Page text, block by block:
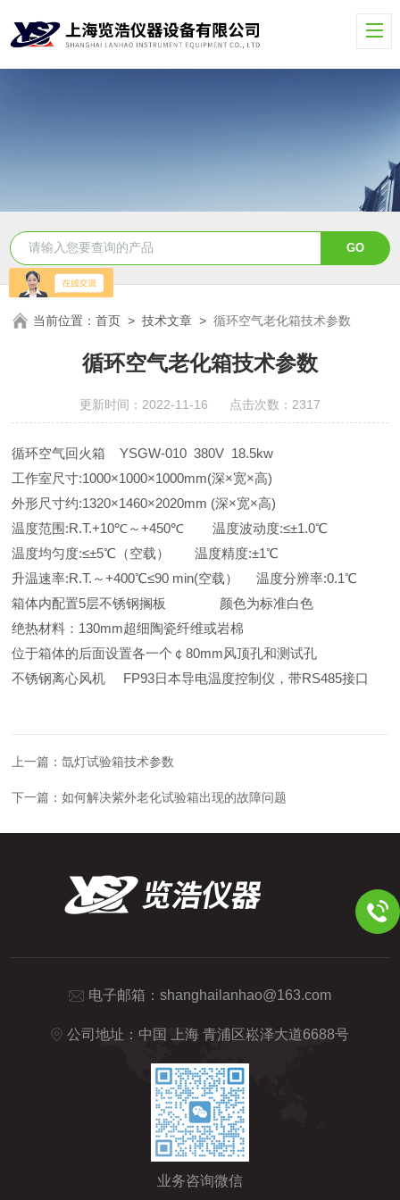
当前位置：首页 >技术文章 >循环空气老化箱技术参数
循环空气老化箱技术参数
更新时间：2022-11-16 点击次数：2317
循环空气回火箱
YSGW-010 380V 18.5kw
工作室尺寸:1000×1000×1000mm(深×宽×高)
外形尺寸约:1320×1460×2020mm (深×宽×高)
温度范围:R.T.+10℃～+450℃ 温度波动度:≤±1.0℃
温度均匀度:≤±5℃（空载） 温度精度:±1℃
升温速率:R.T. ～+400℃≤90 min(空载） 温度分辨率:0.1℃
箱体内配置5层不锈钢搁板 颜色为标准白色
绝热材料： 130mm超细陶瓷纤维或岩棉
位于箱体的后面设置各一个￠80mm风顶孔和测试孔
不锈钢离心风机
FP93日本导电温度控制仪，带RS485接口
上一篇：氙灯试验箱技术参数
下一篇：如何解决紫外老化试验箱出现的故障问题
电子邮箱： shanghailanhao@163.com
公司地址：中国 上海 青浦区崧泽大道6688号
业务咨询微信